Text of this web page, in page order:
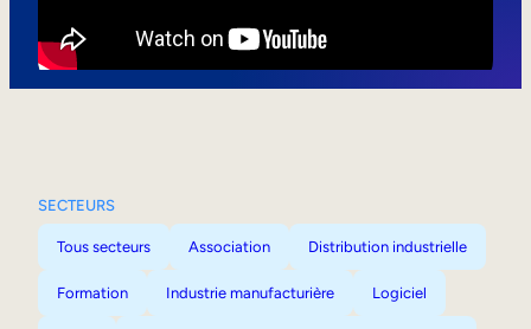
SECTEURS
Tous secteurs Association Distribution industrielle
Formation Industrie manufacturière Logiciel